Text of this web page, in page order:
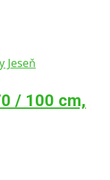
/ 100 cm,